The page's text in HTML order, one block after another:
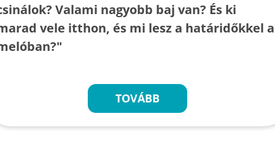
Valami nagyobb baj van? És ki
vele itthon, és mi lesz a határidőkkel a
TOVÁBB